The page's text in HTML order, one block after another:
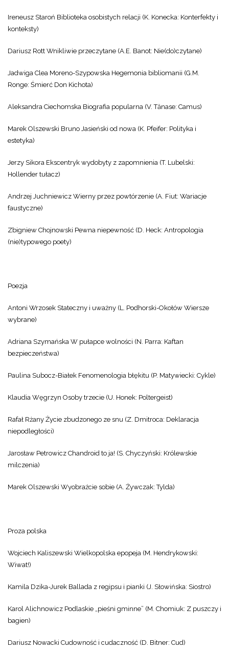
Ireneusz Staroń Biblioteka osobistych relacji (K. Konecka: Konterfekty i
konteksty)
Dariusz Rott Wnikliwie przeczytane (A.E. Banot: Nie(do)czytane)
Jadwiga Clea Moreno-Szypowska Hegemonia bibliomanii (G.M.
Ronge: Śmierć Don Kichota)
Aleksandra Ciechomska Biografia popularna (V. Tănase: Camus)
Marek Olszewski Bruno Jasieński od nowa (K. Pfeifer: Polityka i
estetyka)
Jerzy Sikora Ekscentryk wydobyty z zapomnienia (T. Lubelski:
Hollender tułacz)
Andrzej Juchniewicz Wierny przez powtórzenie (A. Fiut: Wariacje
faustyczne)
Zbigniew Chojnowski Pewna niepewność (D. Heck: Antropologia
(nie)typowego poety)
Poezja
Antoni Wrzosek Stateczny i uważny (L. Podhorski-Okołów Wiersze
wybrane)
Adriana Szymańska W pułapce wolności (N. Parra: Kaftan
bezpieczeństwa)
Paulina Subocz-Białek Fenomenologia błękitu (P. Matywiecki: Cykle)
Klaudia Węgrzyn Osoby trzecie (U. Honek: Poltergeist)
Rafał Rżany Życie zbudzonego ze snu (Z. Dmitroca: Deklaracja
niepodległości)
Jarosław Petrowicz Chandroid to ja! (S. Chyczyński: Królewskie
milczenia)
Marek Olszewski Wyobraźcie sobie (A. Żywczak: Tylda)
Proza polska
Wojciech Kaliszewski Wielkopolska epopeja (M. Hendrykowski:
Wiwat!)
Kamila Dzika-Jurek Ballada z regipsu i pianki (J. Słowińska: Siostro)
Karol Alichnowicz Podlaskie „pieśni gminne” (M. Chomiuk: Z puszczy i
bagien)
Dariusz Nowacki Cudowność i cudaczność (D. Bitner: Cud)